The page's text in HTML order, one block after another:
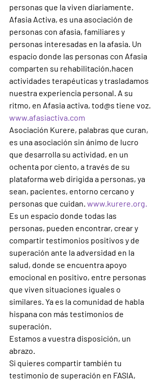
personas que la viven diariamente.
Afasia Activa, es una asociación de
personas con afasia, familiares y
personas interesadas en la afasia. Un
espacio donde las personas con Afasia
comparten su rehabilitación,hacen
actividades terapéuticas y trasladamos
nuestra experiencia personal. A su
ritmo, en Afasia activa, tod@s tiene voz.
www.afasiactiva.com
Asociación Kurere, palabras que curan,
es una asociación sin ánimo de lucro
que desarrolla su actividad, en un
ochenta por ciento, a través de su
plataforma web dirigida a personas, ya
sean, pacientes, entorno cercano y
personas que cuidan. www.kurere.org.
Es un espacio donde todas las
personas, pueden encontrar, crear y
compartir testimonios positivos y de
superación ante la adversidad en la
salud, donde se encuentra apoyo
emocional en positivo, entre personas
que viven situaciones iguales o
similares. Ya es la comunidad de habla
hispana con más testimonios de
superación.
Estamos a vuestra disposición, un
abrazo.
Si quieres compartir también tu
testimonio de superación en FASIA,